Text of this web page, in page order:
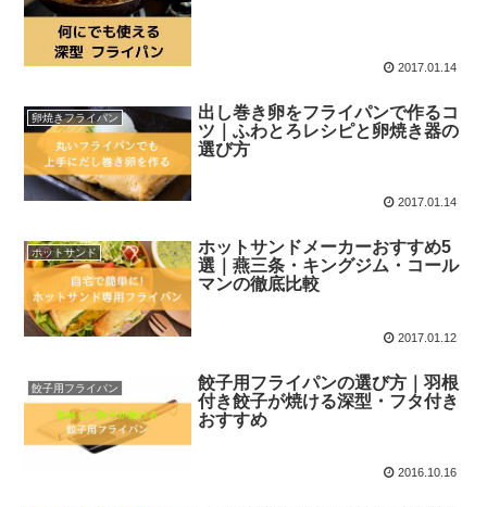
2017.01.14
卵焼きフライパン
出し巻き卵をフライパンで作るコ
ツ｜ふわとろレシピと卵焼き器の
選び方
2017.01.14
ホットサンド
ホットサンドメーカーおすすめ5
選｜燕三条・キングジム・コール
マンの徹底比較
2017.01.12
餃子用フライパン
餃子用フライパンの選び方｜羽根
付き餃子が焼ける深型・フタ付き
おすすめ
2016.10.16